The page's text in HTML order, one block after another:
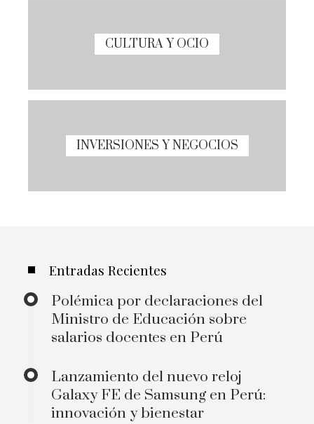
CULTURA Y OCIO
INVERSIONES Y NEGOCIOS
Entradas Recientes
Polémica por declaraciones del
Ministro de Educación sobre
salarios docentes en Perú
Lanzamiento del nuevo reloj
Galaxy FE de Samsung en Perú:
innovación y bienestar